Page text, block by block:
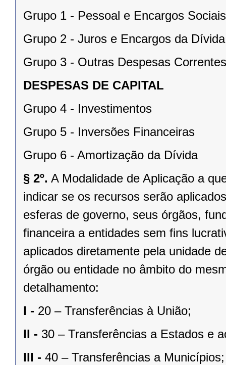
Grupo 1 - Pessoal e Encargos Sociais
Grupo 2 - Juros e Encargos da Dívida
Grupo 3 - Outras Despesas Correntes
DESPESAS DE CAPITAL
Grupo 4 - Investimentos
Grupo 5 - Inversões Financeiras
Grupo 6 - Amortização da Dívida
§ 2º. A Modalidade de Aplicação a
indicar se os recursos serão
esferas de governo, seus órgãos,
financeira a entidades sem fins
aplicados diretamente pela unidade
órgão ou entidade no âmbito do
detalhamento:
I - 20 – Transferências à União;
II - 30 – Transferências a Estados e
III - 40 – Transferências a Municípios;